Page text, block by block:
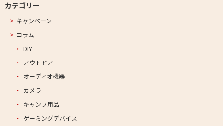
カテゴリー
キャンペーン
コラム
DIY
アウトドア
オーディオ機器
カメラ
キャンプ用品
ゲーミングデバイス